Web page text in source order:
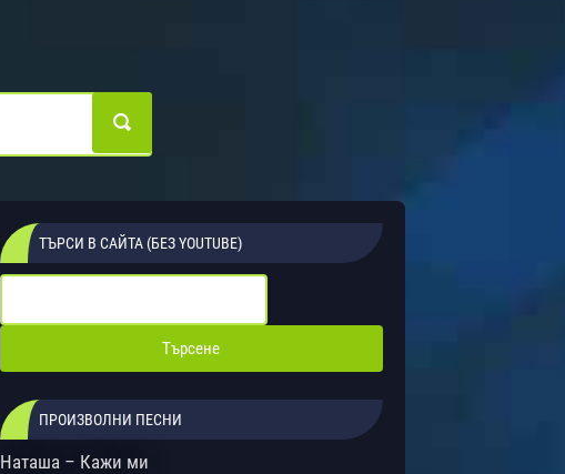
ТЪРСИ В САЙТА (БЕЗ YOUTUBE)
ПРОИЗВОЛНИ ПЕСНИ
Наташа – Кажи ми